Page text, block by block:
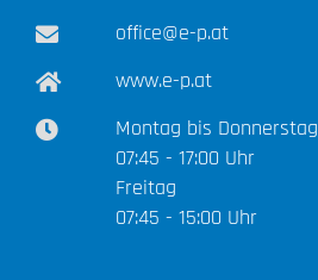
office@e-p.at
www.e-p.at
Montag bis Donnerstag
07:45 - 17:00 Uhr
Freitag
07:45 - 15:00 Uhr